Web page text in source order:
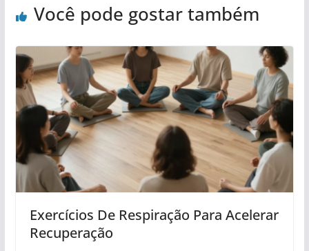
Você pode gostar também
Exercícios De Respiração Para Acelerar
Recuperação